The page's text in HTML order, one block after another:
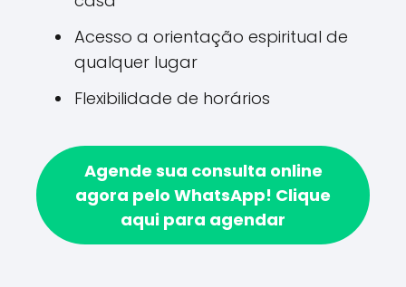
Acesso a orientação espiritual de
qualquer lugar
Flexibilidade de horários
Agende sua consulta online
agora pelo WhatsApp! Clique
aqui para agendar